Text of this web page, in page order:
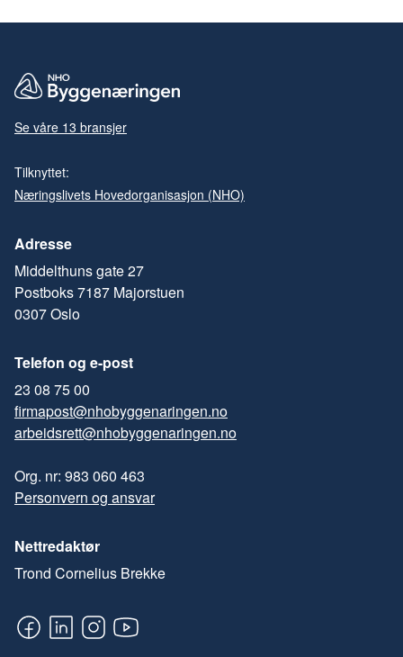
Se våre 13 bransjer
Tilknyttet:
Næringslivets Hovedorganisasjon (NHO)
Adresse
Middelthuns gate 27
Postboks 7187 Majorstuen
0307 Oslo
Telefon og e-post
23 08 75 00
firmapost@nhobyggenaringen.no
arbeidsrett@nhobyggenaringen.no
Org. nr: 983 060 463
Personvern og ansvar
Nettredaktør
Trond Cornelius Brekke